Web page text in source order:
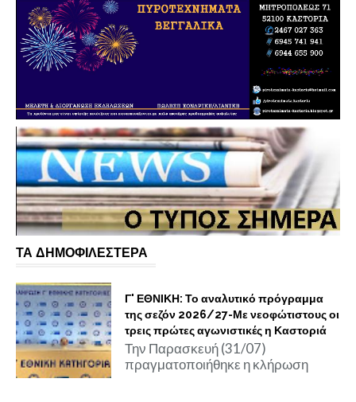
ΤΑ ΔΗΜΟΦΙΛΕΣΤΕΡΑ
Γ' ΕΘΝΙΚΗ: Το αναλυτικό πρόγραμμα
της σεζόν 2026/27-Με νεοφώτιστους οι
τρεις πρώτες αγωνιστικές η Καστοριά
Την Παρασκευή (31/07)
πραγματοποιήθηκε η κλήρωση